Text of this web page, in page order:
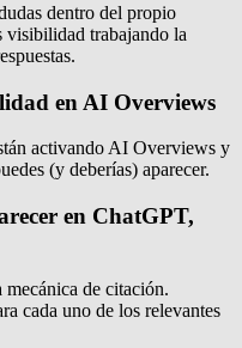
dentro del propio
visibilidad trabajando la
en AI Overviews
activando AI Overviews y
(y deberías) aparecer.
en ChatGPT,
de citación.
cada uno de los relevantes